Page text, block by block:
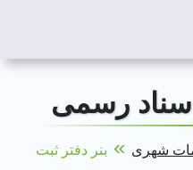
رسمی
شهری » بنر دفتر ثبت